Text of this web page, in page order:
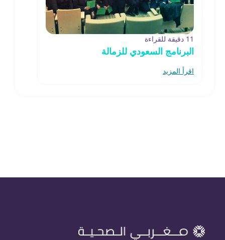
11 دقيقة للقراءة
البرنامج السعودي للزمالة
اقرأ المزيد